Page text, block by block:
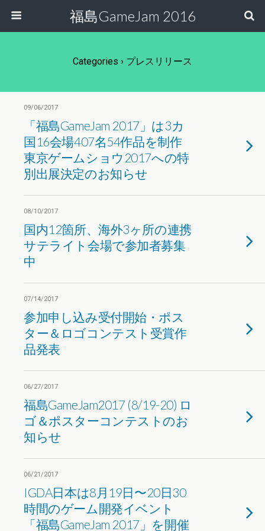
福島GameJam 2016
Categories › プレスリリース
09/06/2017
「福島GameJam 2017」は3カ
国16会場407名54作品を制作
東京ゲームショウ2017への特
別出展決定のお知らせ
08/10/2017
国内12箇所、海外3ヶ所の連携
サテライト会場で参加者募集
中
07/14/2017
参加申し込み受付開始・ポス
ター＆ロゴコンテスト受賞作
品発表
06/27/2017
福島GameJam2017 (8/19-20) ロ
ゴ＆ポスターコンテストのお
知らせ
06/21/2017
IGDA日本は8月19日〜20日30
時間のゲーム開発イベント
「福島GameJam 2017」を開催